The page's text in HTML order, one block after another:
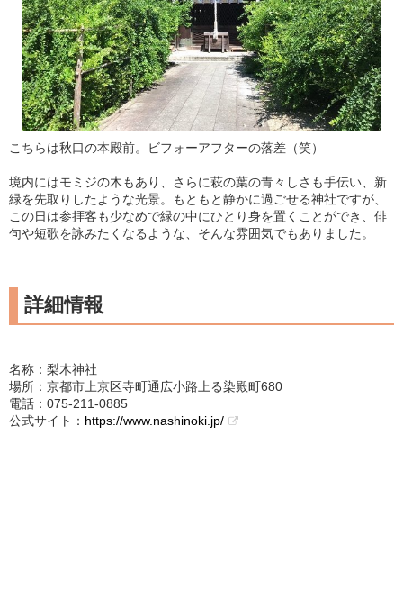
こちらは秋口の本殿前。ビフォーアフターの落差（笑）
境内にはモミジの木もあり、さらに萩の葉の青々しさも手伝い、新
緑を先取りしたような光景。もともと静かに過ごせる神社ですが、
この日は参拝客も少なめで緑の中にひとり身を置くことができ、俳
句や短歌を詠みたくなるような、そんな雰囲気でもありました。
詳細情報
名称：梨木神社
場所：京都市上京区寺町通広小路上る染殿町680
電話：075-211-0885
公式サイト： https://www.nashinoki.jp/